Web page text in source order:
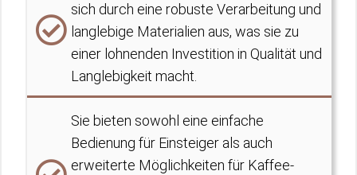
sich durch eine robuste Verarbeitung und
langlebige Materialien aus, was sie zu
einer lohnenden Investition in Qualität und
Langlebigkeit macht.
Sie bieten sowohl eine einfache
Bedienung für Einsteiger als auch
erweiterte Möglichkeiten für Kaffee-